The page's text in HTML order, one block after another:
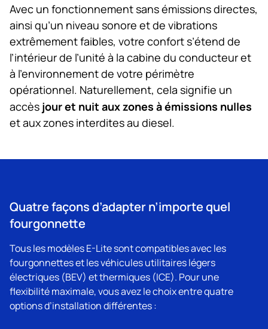
Avec un fonctionnement sans émissions directes,
ainsi qu’un niveau sonore et de vibrations
extrêmement faibles, votre confort s’étend de
l’intérieur de l’unité à la cabine du conducteur et
à l’environnement de votre périmètre
opérationnel. Naturellement, cela signifie un
accès jour et nuit aux zones à émissions nulles
et aux zones interdites au diesel.
Quatre façons d’adapter n’importe quel
fourgonnette
Tous les modèles E-Lite sont compatibles avec les
fourgonnettes et les véhicules utilitaires légers
électriques (BEV) et thermiques (ICE). Pour une
flexibilité maximale, vous avez le choix entre quatre
options d’installation différentes :